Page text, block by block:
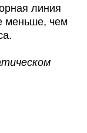
линия
меньше, чем